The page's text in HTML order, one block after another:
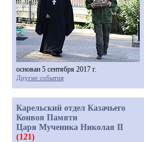
основан 5 сентября 2017 г.
Другие события
Карельский отдел Казачьего
Конвоя Памяти
Царя Мученика Николая II
(121)